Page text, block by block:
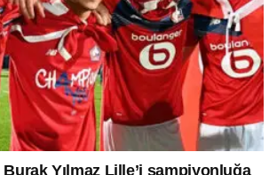
Burak Yılmaz Lille’i şampiyonluğa